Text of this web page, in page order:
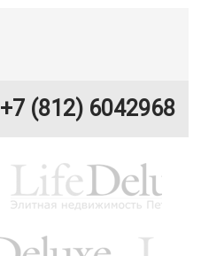
+7 (812) 6042968